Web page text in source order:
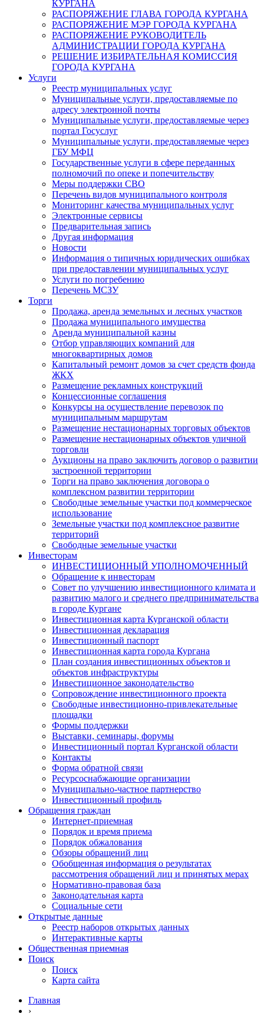
КУРГАНА
РАСПОРЯЖЕНИЕ ГЛАВА ГОРОДА КУРГАНА
РАСПОРЯЖЕНИЕ МЭР ГОРОДА КУРГАНА
РАСПОРЯЖЕНИЕ РУКОВОДИТЕЛЬ
АДМИНИСТРАЦИИ ГОРОДА КУРГАНА
РЕШЕНИЕ ИЗБИРАТЕЛЬНАЯ КОМИССИЯ
ГОРОДА КУРГАНА
Услуги
Реестр муниципальных услуг
Муниципальные услуги, предоставляемые по
адресу электронной почты
Муниципальные услуги, предоставляемые через
портал Госуслуг
Муниципальные услуги, предоставляемые через
ГБУ МФЦ
Государственные услуги в сфере переданных
полномочий по опеке и попечительству
Меры поддержки СВО
Перечень видов муниципального контроля
Мониторинг качества муниципальных услуг
Электронные сервисы
Предварительная запись
Другая информация
Новости
Информация о типичных юридических ошибках
при предоставлении муниципальных услуг
Услуги по погребению
Перечень МСЗУ
Торги
Продажа, аренда земельных и лесных участков
Продажа муниципального имущества
Аренда муниципальной казны
Отбор управляющих компаний для
многоквартирных домов
Капитальный ремонт домов за счет средств фонда
ЖКХ
Размещение рекламных конструкций
Концессионные соглашения
Конкурсы на осуществление перевозок по
муниципальным маршрутам
Размещение нестационарных торговых объектов
Размещение нестационарных объектов уличной
торговли
Аукционы на право заключить договор о развитии
застроенной территории
Торги на право заключения договора о
комплексном развитии территории
Свободные земельные участки под коммерческое
использование
Земельные участки под комплексное развитие
территорий
Свободные земельные участки
Инвесторам
ИНВЕСТИЦИОННЫЙ УПОЛНОМОЧЕННЫЙ
Обращение к инвесторам
Совет по улучшению инвестиционного климата и
развитию малого и среднего предпринимательства
в городе Кургане
Инвестиционная карта Курганской области
Инвестиционная декларация
Инвестиционный паспорт
Инвестиционная карта города Кургана
План создания инвестиционных объектов и
объектов инфраструктуры
Инвестиционное законодательство
Сопровождение инвестиционного проекта
Свободные инвестиционно-привлекательные
площадки
Формы поддержки
Выставки, семинары, форумы
Инвестиционный портал Курганской области
Контакты
Форма обратной связи
Ресурсоснабжающие организации
Муниципально-частное партнерство
Инвестиционный профиль
Обращения граждан
Интернет-приемная
Порядок и время приема
Порядок обжалования
Обзоры обращений лиц
Обобщенная информация о результатах
рассмотрения обращений лиц и принятых мерах
Нормативно-правовая база
Законодательная карта
Социальные сети
Открытые данные
Реестр наборов открытых данных
Интерактивные карты
Общественная приемная
Поиск
Поиск
Карта сайта
Главная
›